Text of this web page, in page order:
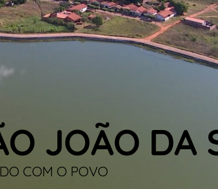
JOÃO DA
COM O POVO